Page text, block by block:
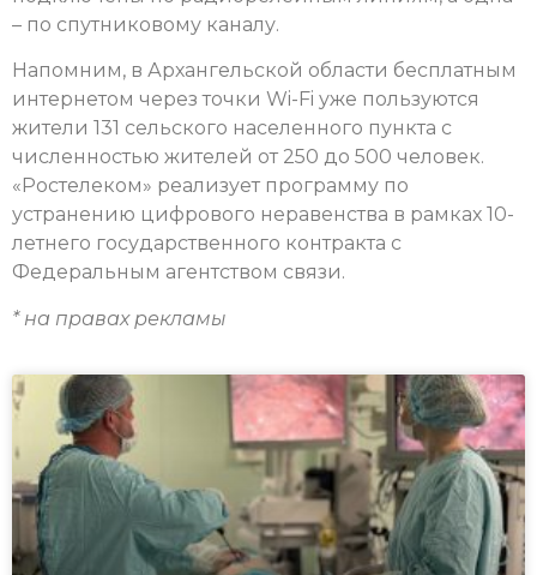
– по спутниковому каналу.
Напомним, в Архангельской области бесплатным
интернетом через точки Wi-Fi уже пользуются
жители 131 сельского населенного пункта с
численностью жителей от 250 до 500 человек.
«Ростелеком» реализует программу по
устранению цифрового неравенства в рамках 10-
летнего государственного контракта с
Федеральным агентством связи.
* на правах рекламы